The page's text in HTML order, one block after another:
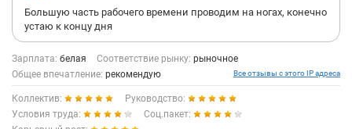
Большую часть рабочего времени проводим на ногах, конечно
устаю к концу дня
Зарплата: белая Соответствие рынку: рыночное
Общее впечатление: рекомендую Все отзывы с этого IP адреса
Коллектив:
Руководство:
Условия труда:
Соц.пакет: